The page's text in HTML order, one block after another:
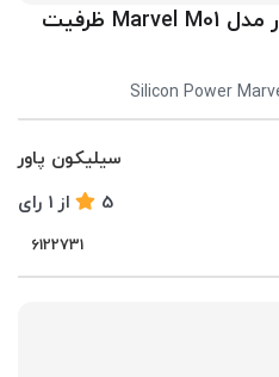
فلش مموری سیلیکون پاور مدل Marvel M01 ظرفیت
Silicon Power
سیلیکون پاور
5 از1 رای